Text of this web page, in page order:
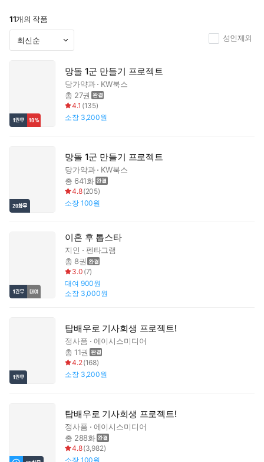
11개의 작품
성인제외
망돌 1군 만들기 프로젝트
당가약과
KW북스
총 27권
4.1 (135)
소장 3,200원
망돌 1군 만들기 프로젝트
당가약과
KW북스
총 641화
4.8(205)
소장 100원
이혼 후 톱스타
지인
펜타그램
총 8권
3.0 (7)
대여 900원
소장 3,000원
탑배우로 기사회생 프로젝트!
정사품
에이시스미디어
총 11권
4.2(168)
소장 3,200원
탑배우로 기사회생 프로젝트!
정사품
에이시스미디어
총 288화
4.8(3,982)
소장 100원